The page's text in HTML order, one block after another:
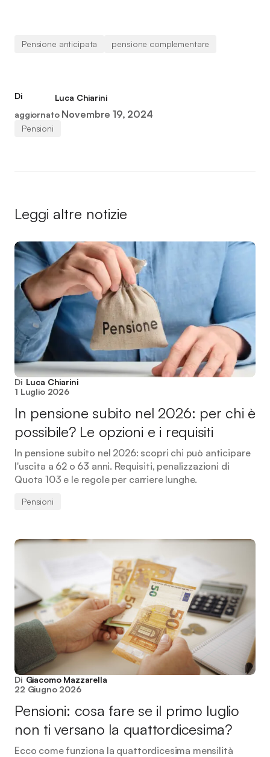
Pensione anticipata pensione complementare
Di
Luca Chiarini
aggiornato Novembre 19, 2024
Pensioni
Leggi altre notizie
Di Luca Chiarini
1 Luglio 2026
In pensione subito nel 2026: per chi è
possibile? Le opzioni e i requisiti
In pensione subito nel 2026: scopri chi può anticipare
l'uscita a 62 o 63 anni. Requisiti, penalizzazioni di
Quota 103 e le regole per carriere lunghe.
Pensioni
Di Giacomo Mazzarella
22 Giugno 2026
Pensioni: cosa fare se il primo luglio
non ti versano la quattordicesima?
Ecco come funziona la quattordicesima mensilità